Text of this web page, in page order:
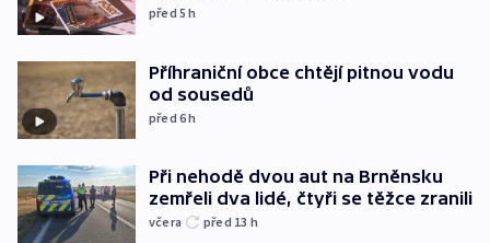
před 5h
Příhraniční obce chtějí pitnou vodu
od sousedů
před 6h
Při nehodě dvou aut na Brněnsku
zemřeli dva lidé, čtyři se těžce zranili
včera před 13 h